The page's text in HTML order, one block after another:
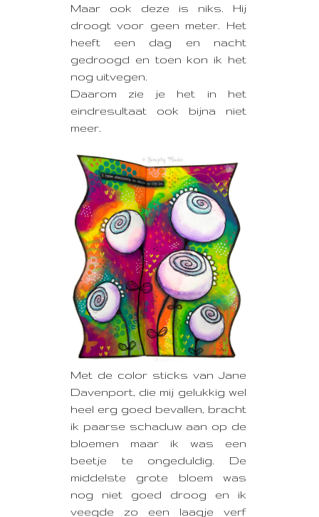
Maar ook deze is niks. Hij
droogt voor geen meter. Het
heeft een dag en nacht
gedroogd en toen kon ik het
nog uitvegen.
Daarom zie je het in het
eindresultaat ook bijna niet
meer.
Met de color sticks van Jane
Davenport, die mij gelukkig wel
heel erg goed bevallen, bracht
ik paarse schaduw aan op de
bloemen maar ik was een
beetje te ongeduldig. De
middelste grote bloem was
nog niet goed droog en ik
veegde zo een laagje verf